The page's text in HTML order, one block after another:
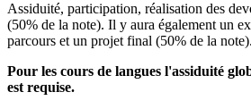
Assiduité, participation, réalisation des
(50% de la note). Il y aura également un
parcours et un projet final (50% de la note).
Pour les cours de langues l'assiduité
est requise.